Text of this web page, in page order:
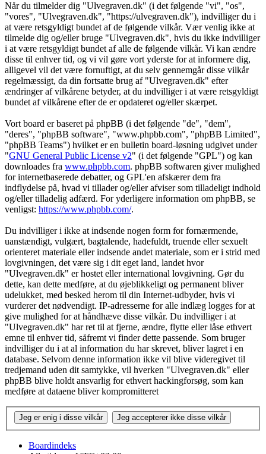
Når du tilmelder dig "Ulvegraven.dk" (i det følgende "vi", "os",
"vores", "Ulvegraven.dk", "https://ulvegraven.dk"), indvilliger du i
at være retsgyldigt bundet af de følgende vilkår. Vær venlig ikke at
tilmelde dig og/eller bruge "Ulvegraven.dk", hvis du ikke indvilliger
i at være retsgyldigt bundet af alle de følgende vilkår. Vi kan ændre
disse til enhver tid, og vi vil gøre vort yderste for at informere dig,
alligevel vil det være fornuftigt, at du selv gennemgår disse vilkår
regelmæssigt, da din fortsatte brug af "Ulvegraven.dk" efter
ændringer af vilkårene betyder, at du indvilliger i at være retsgyldigt
bundet af vilkårene efter de er opdateret og/eller skærpet.
Vort board er baseret på phpBB (i det følgende "de", "dem",
"deres", "phpBB software", "www.phpbb.com", "phpBB Limited",
"phpBB Teams") hvilket er en bulletin board-løsning udgivet under
"GNU General Public License v2" (i det følgende "GPL") og kan
downloades fra www.phpbb.com. phpBB softwaren giver mulighed
for internetbaserede debatter, og GPL'en afskærer dem fra
indflydelse på, hvad vi tillader og/eller afviser som tilladeligt indhold
og/eller tilladelig adfærd. For yderligere information om phpBB, se
venligst: https://www.phpbb.com/.
Du indvilliger i ikke at indsende nogen form for fornærmende,
uanstændigt, vulgært, bagtalende, hadefuldt, truende eller sexuelt
orienteret materiale eller indsende andet materiale, som er i strid med
lovgivningen, det være sig i dit eget land, landet hvor
"Ulvegraven.dk" er hostet eller international lovgivning. Gør du
dette, kan dette medføre, at du øjeblikkeligt og permanent bliver
udelukket, med besked herom til din Internet-udbyder, hvis vi
vurderer det nødvendigt. IP-adresserne for alle indlæg logges for at
give mulighed for at håndhæve disse vilkår. Du indvilliger i at
"Ulvegraven.dk" har ret til at fjerne, ændre, flytte eller låse ethvert
emne til enhver tid, såfremt vi finder dette passende. Som bruger
indvilliger du i at al information du har skrevet, bliver lagret i en
database. Selvom denne information ikke vil blive videregivet til
tredjemand uden dit samtykke, vil hverken "Ulvegraven.dk" eller
phpBB blive holdt ansvarlig for ethvert hackingforsøg, som kan
medføre at dataene bliver kompromitteret
Boardindeks